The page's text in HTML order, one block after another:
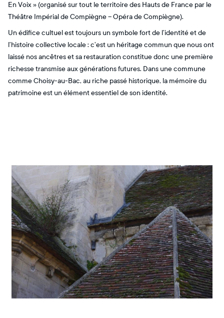
En Voix » (organisé sur tout le territoire des Hauts de France par le
Théâtre Impérial de Compiègne – Opéra de Compiègne).
Un édifice cultuel est toujours un symbole fort de l’identité et de
l’histoire collective locale : c’est un héritage commun que nous ont
laissé nos ancêtres et sa restauration constitue donc une première
richesse transmise aux générations futures. Dans une commune
comme Choisy-au-Bac, au riche passé historique, la mémoire du
patrimoine est un élément essentiel de son identité.